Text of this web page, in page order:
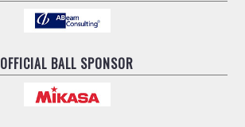
OFFICIAL BALL SPONSOR